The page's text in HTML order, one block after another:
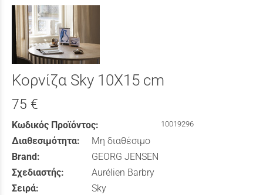
Κορνίζα Sky 10X15 cm
75 €
Κωδικός Προϊόντος: 10019296
Διαθεσιμότητα:
Μη διαθέσιμο
Brand:
GEORG JENSEN
Σχεδιαστής:
Aurélien Barbry
Σειρά:
Sky